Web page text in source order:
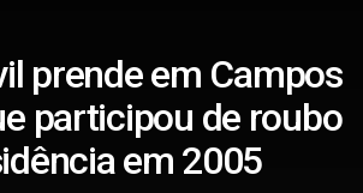
prende em Campos
participou de roubo
em 2005